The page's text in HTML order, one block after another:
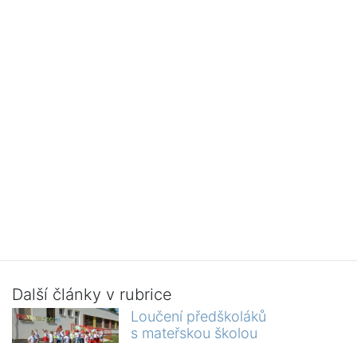
Další články v rubrice
Loučení předškoláků
s mateřskou školou